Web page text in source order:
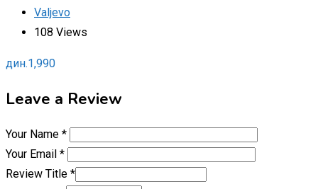
Valjevo
108 Views
дин.1,990
Leave a Review
Your Name *
Your Email *
Review Title *